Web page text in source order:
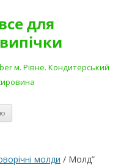
для
м. Рівне. Кондитерський
молди / Молд”